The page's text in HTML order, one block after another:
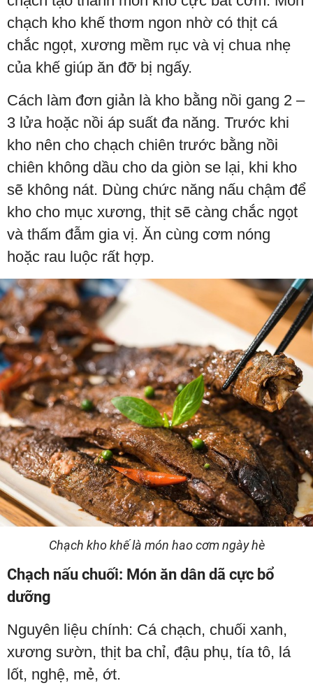
chạch kho khế thơm ngon nhờ có thịt cá
chắc ngọt, xương mềm rục và vị chua nhẹ
của khế giúp ăn đỡ bị ngấy.
Cách làm đơn giản là kho bằng nồi gang 2 –
3 lửa hoặc nồi áp suất đa năng. Trước khi
kho nên cho chạch chiên trước bằng nồi
chiên không dầu cho da giòn se lại, khi kho
sẽ không nát. Dùng chức năng nấu chậm để
kho cho mục xương, thịt sẽ càng chắc ngọt
và thấm đẫm gia vị. Ăn cùng cơm nóng
hoặc rau luộc rất hợp.
Chạch kho khế là món hao cơm ngày hè
Chạch nấu chuối: Món ăn dân dã cực bổ
dưỡng
Nguyên liệu chính: Cá chạch, chuối xanh,
xương sườn, thịt ba chỉ, đậu phụ, tía tô, lá
lốt, nghệ, mẻ, ớt.